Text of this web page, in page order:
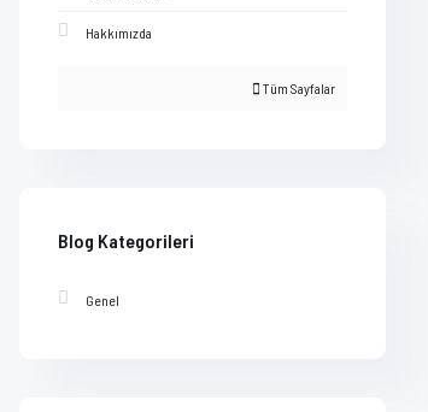
Hakkımızda
Tüm Sayfalar
Blog Kategorileri
Genel